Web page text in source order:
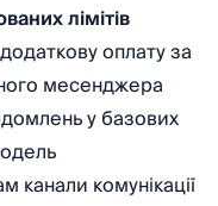
лімітів
оплату за
месенджера
у базових
канали комунікації